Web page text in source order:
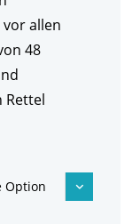
vor allen
48
Rettel
Option